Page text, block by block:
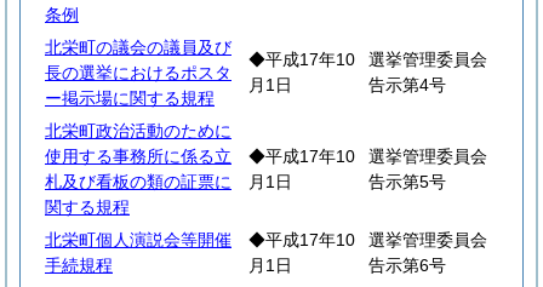
条例
北栄町の議会の議員及び
長の選挙におけるポスタ
ー掲示場に関する規程
◆平成17年10
月1日
選挙管理委員会
告示第4号
北栄町政治活動のために
使用する事務所に係る立
札及び看板の類の証票に
関する規程
◆平成17年10
月1日
選挙管理委員会
告示第5号
北栄町個人演説会等開催
手続規程
◆平成17年10
月1日
選挙管理委員会
告示第6号